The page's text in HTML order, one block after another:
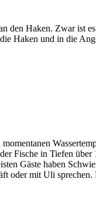
den Haken. Zwar ist
Haken und in die
Fische in Tiefen
Gäste haben
oder mit Uli sprechen.